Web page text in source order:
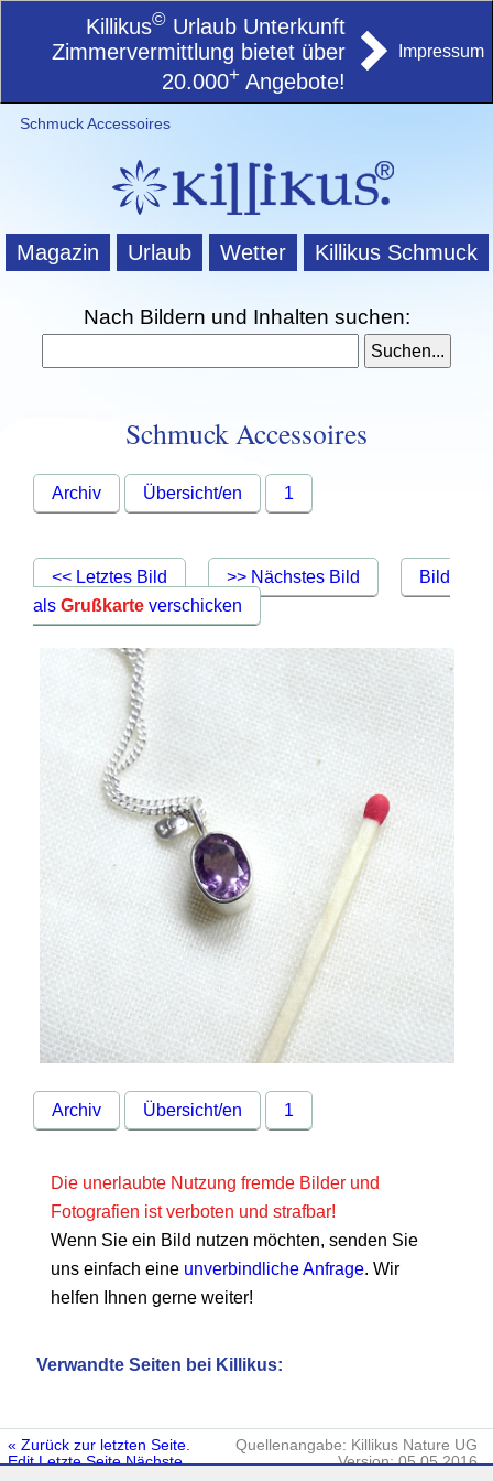
Killikus© Urlaub Unterkunft
Zimmervermittlung bietet über
20.000+ Angebote!
Impressum
Schmuck Accessoires
Magazin Urlaub Wetter Killikus Schmuck
Nach Bildern und Inhalten suchen:
Schmuck Accessoires
Archiv Übersicht/en 1
<< Letztes Bild >> Nächstes Bild
Bild
alsGrußkarte verschicken
Archiv Übersicht/en 1
Die unerlaubte Nutzung fremde Bilder und
Fotografien ist verboten und strafbar!
Wenn Sie ein Bild nutzen möchten, senden Sie
uns einfach eine unverbindliche Anfrage. Wir
helfen Ihnen gerne weiter!
Verwandte Seiten bei Killikus:
« Zurück zur letzten Seite.
Edit Letzte Seite Nächste
Quellenangabe: Killikus Nature UG
Version: 05.05.2016